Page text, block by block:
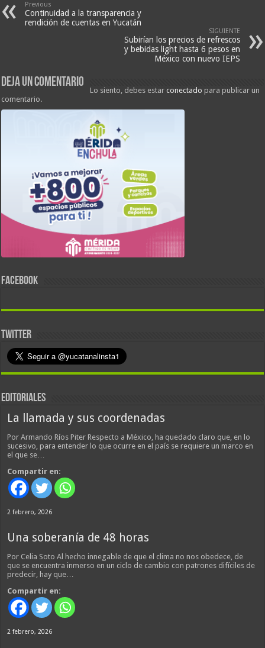
Previous
Continuidad a la transparencia y
rendición de cuentas en Yucatán
SIGUIENTE
Subirían los precios de refrescos
y bebidas light hasta 6 pesos en
México con nuevo IEPS
Deja un comentario
Lo siento, debes estarconectado para publicar un
comentario.
FACEBOOK
TWITTER
EDITORIALES
La llamada y sus coordenadas
Por Armando Ríos Piter Respecto a México, ha quedado claro que, en lo
sucesivo, para entender lo que ocurre en el país se requiere un marco en
el que se…
Compartir en:
2 febrero, 2026
Una soberanía de 48 horas
Por Celia Soto Al hecho innegable de que el clima no nos obedece, de
que se encuentra inmerso en un ciclo de cambio con patrones difíciles de
predecir, hay que…
Compartir en:
2 febrero, 2026